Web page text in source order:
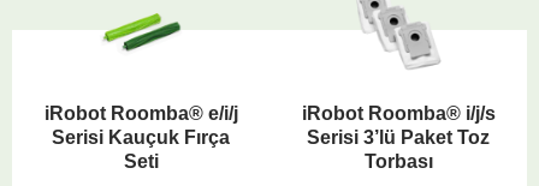
iRobot Roomba® e/i/j
Serisi Kauçuk Fırça
Seti
iRobot Roomba® i/j/s
Serisi 3’lü Paket Toz
Torbası